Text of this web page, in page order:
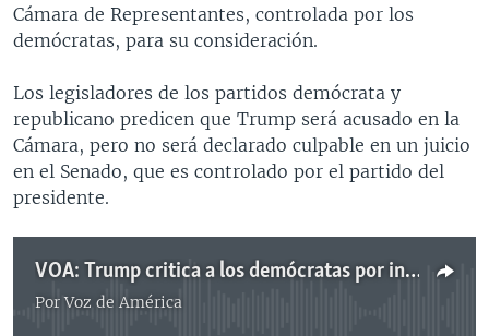
Cámara de Representantes, controlada por los
demócratas, para su consideración.
Los legisladores de los partidos demócrata y
republicano predicen que Trump será acusado en la
Cámara, pero no será declarado culpable en un juicio
en el Senado, que es controlado por el partido del
presidente.
VOA: Trump critica a los demócratas por investigación de juicio político
PorVoz de América
No media source currently available